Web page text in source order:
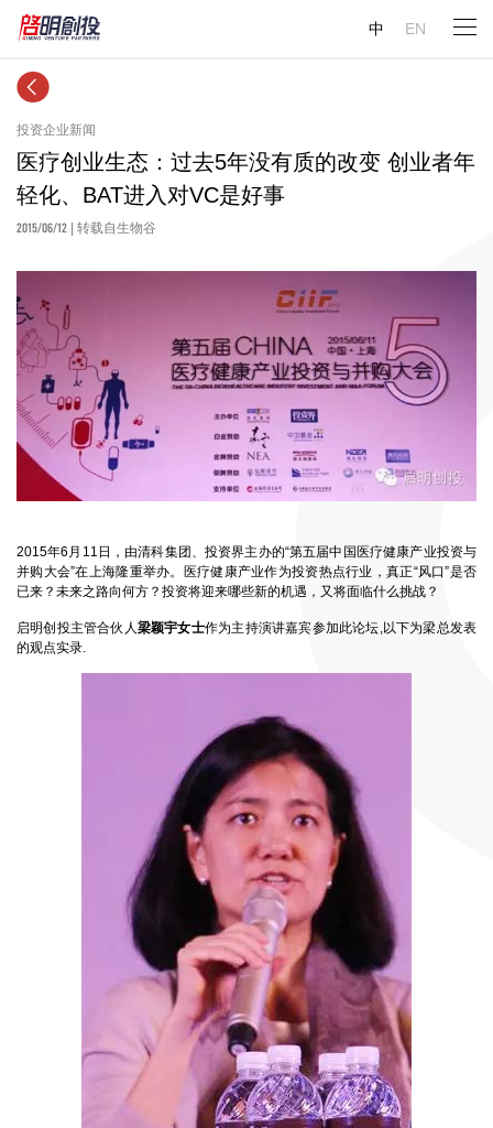
中 EN
投资企业新闻
医疗创业生态：过去5年没有质的改变 创业者年
轻化、BAT进入对VC是好事
2015/06/12 | 转载自生物谷
2015年6月11日，由清科集团、投资界主办的“第五届中国医疗健康产业投资与
并购大会”在上海隆重举办。医疗健康产业作为投资热点行业，真正“风口”是否
已来？未来之路向何方？投资将迎来哪些新的机遇，又将面临什么挑战？
启明创投主管合伙人 梁颖宇女士作为主持演讲嘉宾参加此论坛,以下为梁总发表
的观点实录.